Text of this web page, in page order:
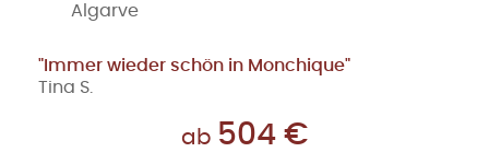
Algarve
"Immer wieder schön in Monchique"
Tina S.
ab 504 €